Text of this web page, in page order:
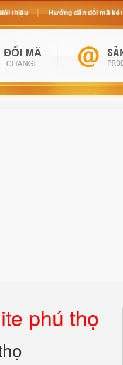
phú thọ
thiệu Hướng dẫn đổi mã két